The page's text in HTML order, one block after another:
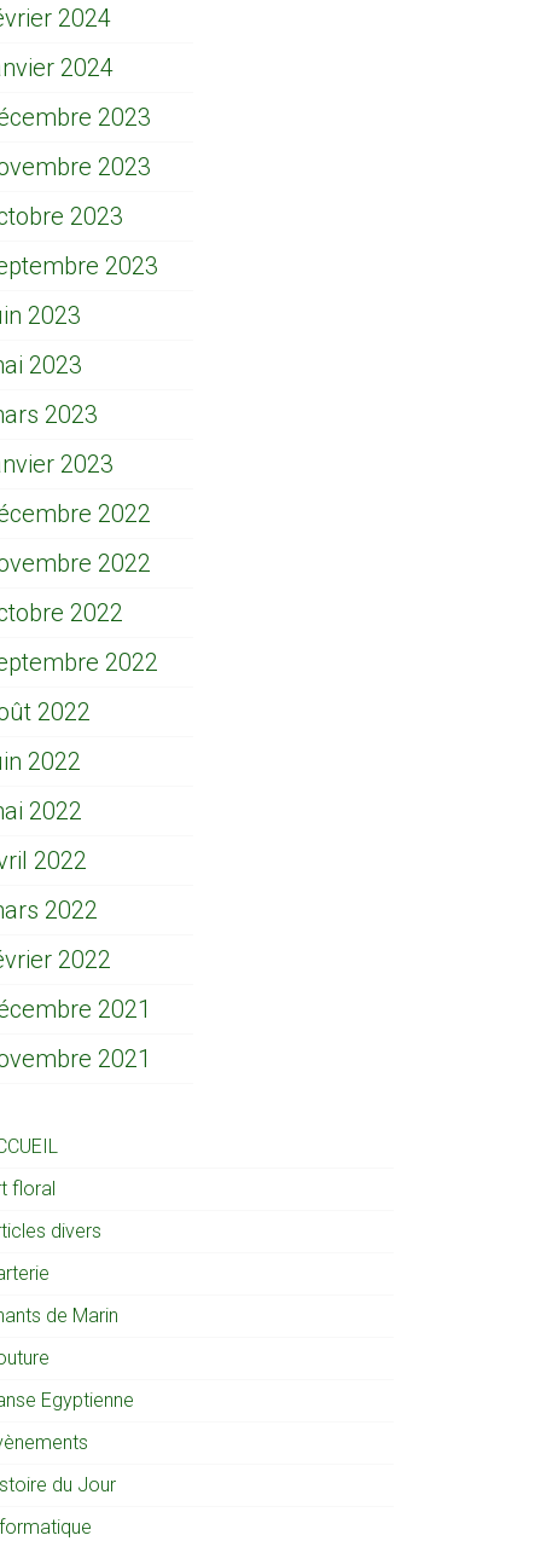
2024
2024
2023
2023
2023
2023
2023
2023
2023
2023
2022
2022
2022
2022
2022
2022
2022
2022
2022
2022
2021
2021
floral
divers
de Marin
Egyptienne
du Jour